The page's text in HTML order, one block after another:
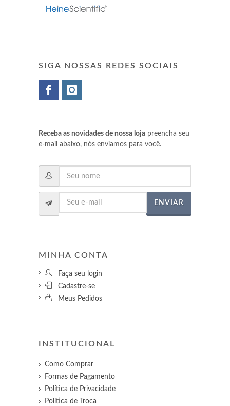
SIGA NOSSAS REDES SOCIAIS
Receba as novidades de nossa lojapreencha seu
e-mail abaixo, nós enviamos para você.
ENVIAR
MINHA CONTA
Faça seu login
Cadastre-se
Meus Pedidos
INSTITUCIONAL
Como Comprar
Formas de Pagamento
Política de Privacidade
Política de Troca